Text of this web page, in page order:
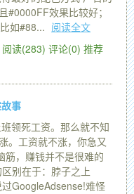
#0000FF效果比较好；
如#88... 阅读全文
阅读(283) 评论(0) 推荐
事
领死工资。那么就不知
。工资就不涨，你急又
筋，赚钱并不是很难的
别在于：脖子之上
GoogleAdsense!难怪